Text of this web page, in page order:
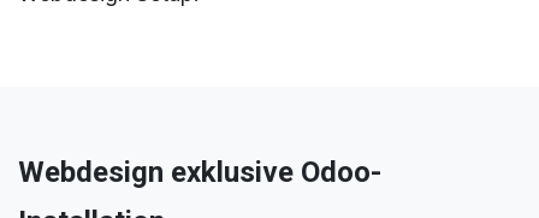
Webdesign exklusive Odoo-